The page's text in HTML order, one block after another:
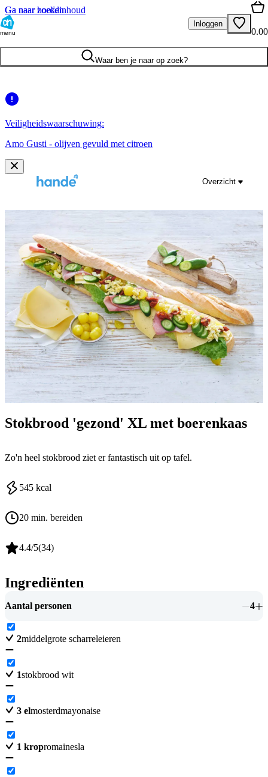
Ga naar hoofdinhoud
Ga naar zoeken
menu
Inloggen
0.00
Waar ben je naar op zoek?
Veiligheidswaarschuwing:
Amo Gusti - olijven gevuld met citroen
Overzicht
Stokbrood 'gezond' XL met boerenkaas
Zo'n heel stokbrood ziet er fantastisch uit op tafel.
545 kcal
20 min. bereiden
4.4/5(34)
Ingrediënten
Aantal personen 4
2middelgrote scharreleieren
1stokbrood wit
3 elmosterdmayonaise
1 kropromainesla